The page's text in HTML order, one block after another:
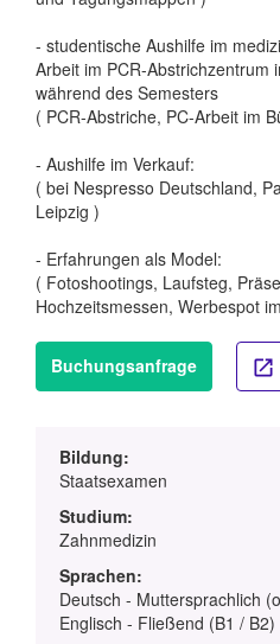
- studentische Aushilfe im
Arbeit im PCR-Abstrichzentrum
während des Semesters
( PCR-Abstriche, PC-Arbeit im
- Aushilfe im Verkauf:
( bei Nespresso Deutschland,
Leipzig )
- Erfahrungen als Model:
( Fotoshootings, Laufsteg,
Hochzeitsmessen, Werbespot
Buchungsanfrage
Bildung:
Staatsexamen
Studium:
Zahnmedizin
Sprachen:
Deutsch - Muttersprachlich
Englisch - Fließend (B1 / B2)